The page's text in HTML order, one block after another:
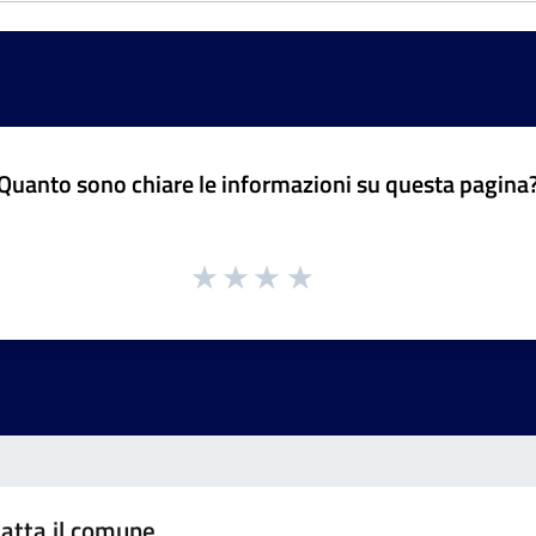
sono chiare le informazioni su questa